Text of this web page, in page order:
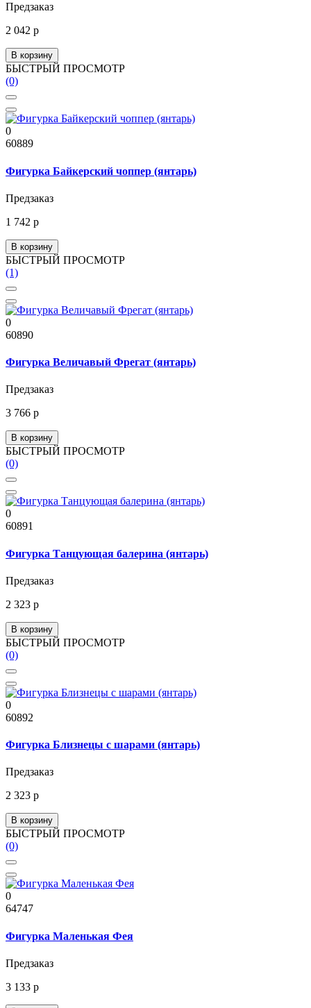
Предзаказ
2 042 р
В корзину
БЫСТРЫЙ ПРОСМОТР
(0)
0
60889
Фигурка Байкерский чоппер (янтарь)
Предзаказ
1 742 р
В корзину
БЫСТРЫЙ ПРОСМОТР
(1)
0
60890
Фигурка Величавый Фрегат (янтарь)
Предзаказ
3 766 р
В корзину
БЫСТРЫЙ ПРОСМОТР
(0)
0
60891
Фигурка Танцующая балерина (янтарь)
Предзаказ
2 323 р
В корзину
БЫСТРЫЙ ПРОСМОТР
(0)
0
60892
Фигурка Близнецы с шарами (янтарь)
Предзаказ
2 323 р
В корзину
БЫСТРЫЙ ПРОСМОТР
(0)
0
64747
Фигурка Маленькая Фея
Предзаказ
3 133 р